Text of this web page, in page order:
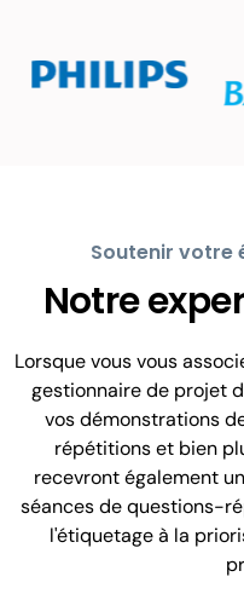
Soutenir votre
Notre
Lorsque vous vous
gestionnaire de projet
vos démonstrations
répétitions et bien
recevront également
séances de questions-
l'étiquetage à la